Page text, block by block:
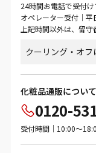
24時間お電話で受付け
オペレーター受付｜
上記時間以外は、留守
クーリング・オフ
化粧品通販について
0120-
受付時間｜10:00～